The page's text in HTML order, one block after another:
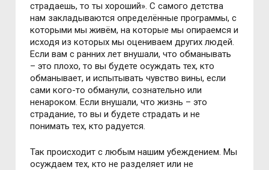
страдаешь, то ты хороший». С самого детства
нам закладываются определённые программы, с
которыми мы живём, на которые мы опираемся и
исходя из которых мы оцениваем других людей.
Если вам с ранних лет внушали, что обманывать
– это плохо, то вы будете осуждать тех, кто
обманывает, и испытывать чувство вины, если
сами кого-то обманули, сознательно или
ненароком. Если внушали, что жизнь – это
страдание, то вы и будете страдать и не
понимать тех, кто радуется.
Так происходит с любым нашим убеждением. Мы
осуждаем тех, кто не разделяет или не